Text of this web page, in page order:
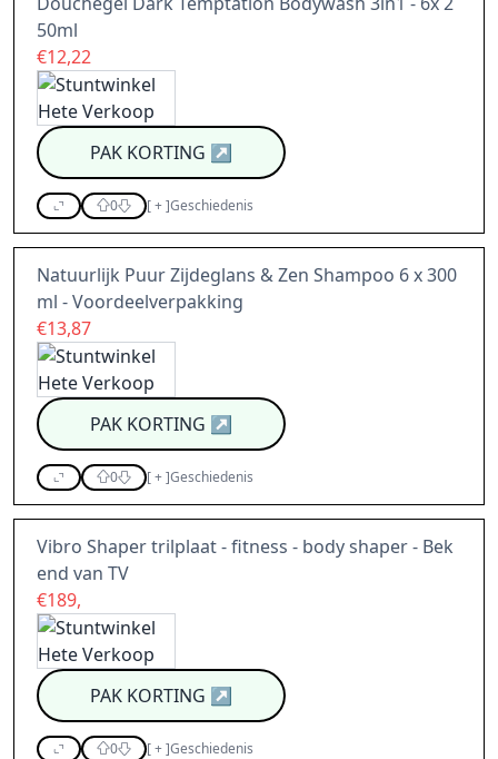
50ml
€12,22
PAK KORTING ↗
0 [+]Geschiedenis
Natuurlijk Puur Zijdeglans & Zen Shampoo 6 x 300
ml - Voordeelverpakking
€13,87
PAK KORTING ↗
0 [+]Geschiedenis
Vibro Shaper trilplaat - fitness - body shaper - Bek
end van TV
€189,
PAK KORTING ↗
0 [+]Geschiedenis